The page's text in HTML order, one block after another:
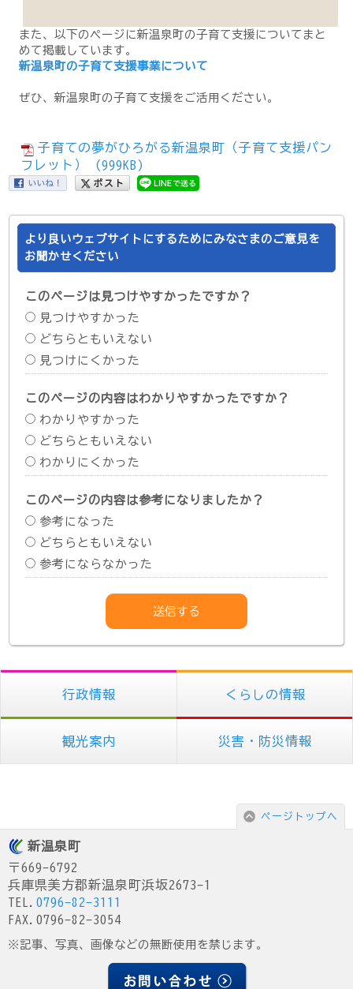
また、以下のページに新温泉町の子育て支援についてまと
めて掲載しています。
新温泉町の子育て支援事業について
ぜひ、新温泉町の子育て支援をご活用ください。
子育ての夢がひろがる新温泉町（子育て支援パン
フレット） (999KB)
より良いウェブサイトにするためにみなさまのご意見を
お聞かせください
このページは見つけやすかったですか？
見つけやすかった
どちらともいえない
見つけにくかった
このページの内容はわかりやすかったですか？
わかりやすかった
どちらともいえない
わかりにくかった
このページの内容は参考になりましたか？
参考になった
どちらともいえない
参考にならなかった
行政情報 くらしの情報
観光案内 災害・防災情報
ページトップへ
新温泉町
〒669-6792
兵庫県美方郡新温泉町浜坂2673-1
TEL. 0796-82-3111
FAX.0796-82-3054
※記事、写真、画像などの無断使用を禁じます。